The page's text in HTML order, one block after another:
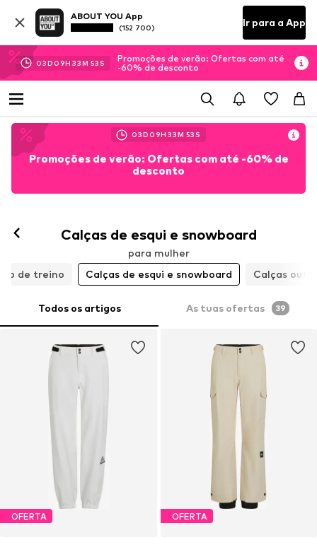
ABOUT YOU App
(152 700) Ir para a App
03D 09H 33M 51 S
Promoções de verão: Ofertas com até
-60% de desconto
03D 09H 33M 51 S
Promoções de verão: Ofertas com até -60% de
desconto
Calças de esqui e snowboard
para mulher
de treino
Calças de esqui e snowboard Calças
Todos os artigos As tuas ofertas 39
OFERTA OFERTA